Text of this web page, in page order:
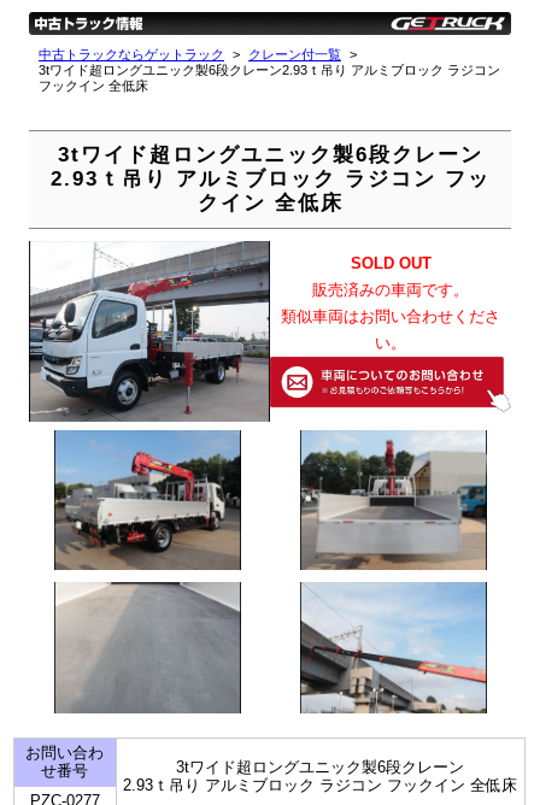
中古トラックならゲットラック
クレーン付一覧
3tワイド超ロングユニック製6段クレーン2.93ｔ吊り アルミブロック ラジコン
フックイン 全低床
3tワイド超ロングユニック製6段クレーン
2.93ｔ吊り アルミブロック ラジコン フッ
クイン 全低床
SOLD OUT
販売済みの車両です。
類似車両はお問い合わせくださ
い。
お問い合わ
せ番号
PZC-0277
3tワイド超ロングユニック製6段クレーン
2.93ｔ吊り アルミブロック ラジコン フックイン 全低床